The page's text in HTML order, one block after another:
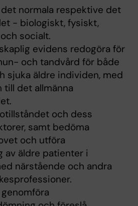
det normala respektive det
- biologiskt, fysiskt,
socialt.
evidens redogöra för
och tandvård för både
sjuka äldre individen, med
till det allmänna
och dess
samt bedöma
och utföra
av äldre patienter i
närstående och andra